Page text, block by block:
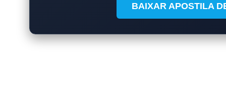
BAIXAR APOSTILA